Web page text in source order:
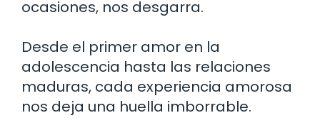
ocasiones, nos desgarra.
Desde el primer amor en la
adolescencia hasta las relaciones
maduras, cada experiencia amorosa
nos deja una huella imborrable.